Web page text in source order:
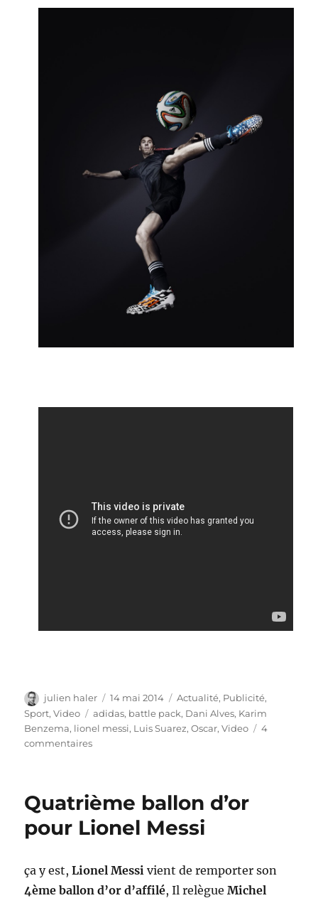
Auteur
julien haler
Publié
le
14 mai 2014 Catégories
Actualité, Publicité,
Sport,Video Étiquettes
adidas, battle pack, Dani Alves, Karim
Benzema, lionel messi, Luis Suarez,Oscar,Video
4
commentairessur
battle
pack
Quatrième ballon d’or
pour Lionel Messi
ça y est,Lionel Messi vient de remporter son
4ème ballon d’or d’affilé, Il relègueMichel